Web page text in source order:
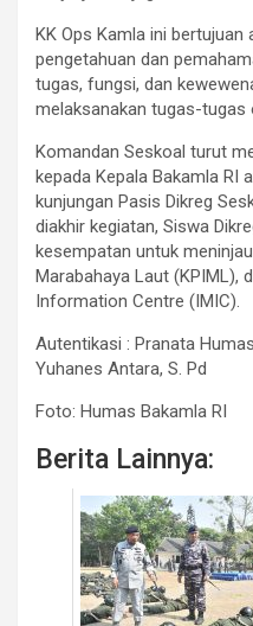
KK Ops Kamla ini
pengetahuan dan
tugas, fungsi, dan
melaksanakan tugas-tugas
Komandan Seskoal turut
kepada Kepala Bakamla RI
kunjungan Pasis Dikreg
diakhir kegiatan, Siswa
kesempatan untuk
Marabahaya Laut (KPIML),
Information Centre (IMIC).
Autentikasi : Pranata
Yuhanes Antara, S. Pd
Foto: Humas Bakamla RI
Berita Lainnya: